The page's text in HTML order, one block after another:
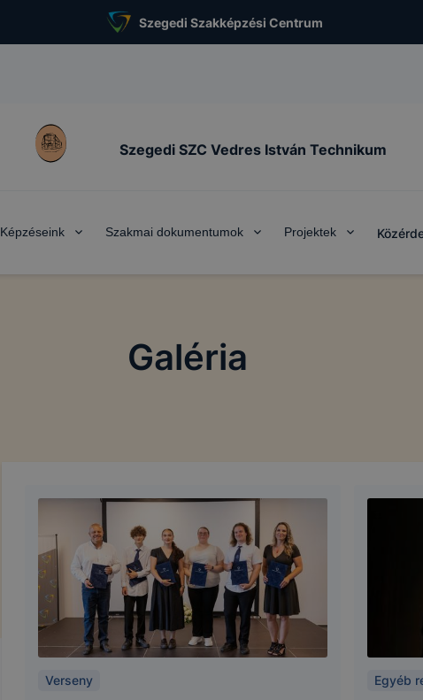
Szegedi Szakképzési Centrum
Szegedi SZC Vedres István Technikum
Képzéseink Szakmai dokumentumok Projektek
Galéria
Verseny Egyéb